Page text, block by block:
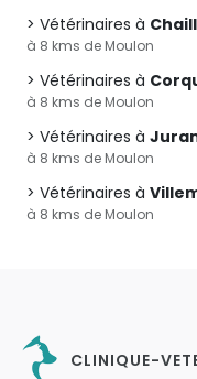
Vétérinaires à
à 8 kms de Moulon
Vétérinaires à
à 8 kms de Moulon
Vétérinaires à
à 8 kms de Moulon
Vétérinaires à
à 8 kms de Moulon
CLINIQUE-